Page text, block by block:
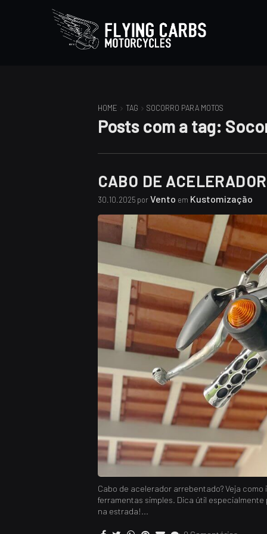
HOME TAG SOCORRO PARA MOTOS
Posts com a tag:
CABO DE
30.10.2025 porVento em Kustomização
Cabo de acelerador arrebentado? Veja
ferramentas simples. Dica útil
na estrada!...